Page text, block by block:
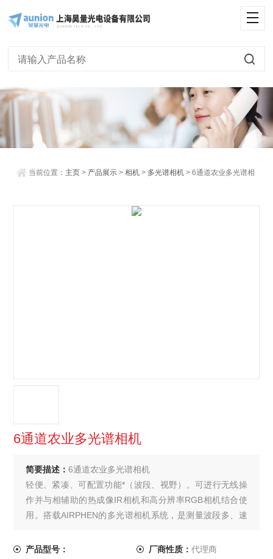
当前位置： 主页 > 产品展示 >相机 > 多光谱相机 > 6通道农业多光谱相
6通道农业多光谱相机
简要描述：6通道农业多光谱相机
轻便、紧凑、可配置功能*（波段、视野）。可进行无线操
作并与相辅助的热成像IR相机和高分辨率RGB相机结合使
用。搭载AIRPHEN的多光谱相机系统，是测量波段多、速
积林业、农业、生态调查勘测使用以及植物田间表型成
产品型号： 厂商性质： 代理商